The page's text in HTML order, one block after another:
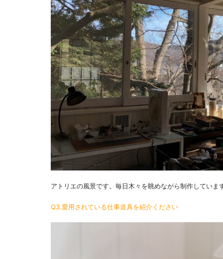
アトリエの風景です。毎日木々を眺めながら制作していま
Q3.愛用されている仕事道具を紹介ください